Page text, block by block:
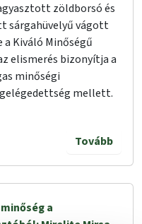
zöldborsó és
sárgahüvelyű vágott
Kiváló Minőségű
elismerés bizonyítja a
minőségi
mellett.
Tovább
a